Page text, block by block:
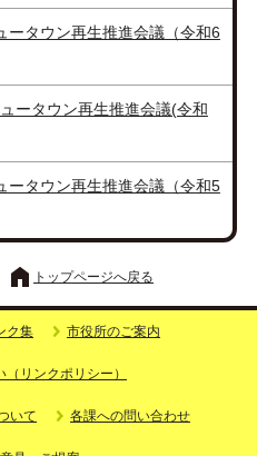
ータウン再生推進会議（令和6
ータウン再生推進会議(令和
ータウン再生推進会議（令和5
トップページへ戻る
ク集 市役所のご案内
リンクポリシー）
いて 各課への問い合わせ